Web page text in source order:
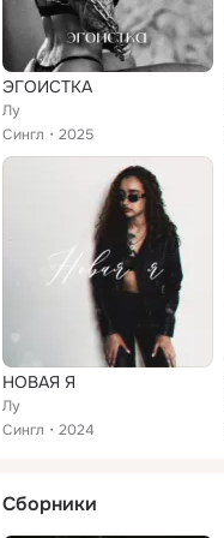
ЭГОИСТКА
Лу
Сингл
2025
НОВАЯ Я
Лу
Сингл
2024
Сборники